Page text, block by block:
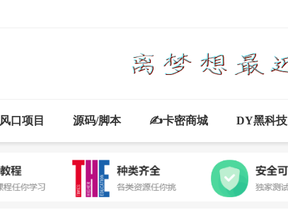
风口项目 源码/脚本 ✍卡密商城 DY黑科技